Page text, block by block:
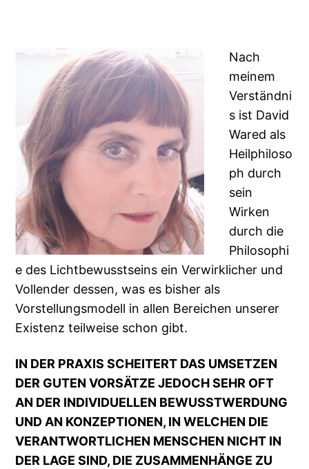
Nach
meinem
Verständni
s ist David
Wared als
Heilphiloso
ph durch
sein
Wirken
durch die
Philosophi
e des Lichtbewusstseins ein Verwirklicher und
Vollender dessen, was es bisher als
Vorstellungsmodell in allen Bereichen unserer
Existenz teilweise schon gibt.
IN DER PRAXIS SCHEITERT DAS UMSETZEN
DER GUTEN VORSÄTZE JEDOCH SEHR OFT
AN DER INDIVIDUELLEN BEWUSSTWERDUNG
UND AN KONZEPTIONEN, IN WELCHEN DIE
VERANTWORTLICHEN MENSCHEN NICHT IN
DER LAGE SIND, DIE ZUSAMMENHÄNGE ZU